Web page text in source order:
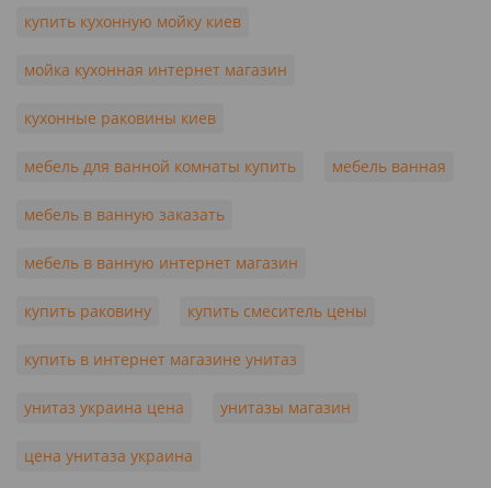
купить кухонную мойку киев
мойка кухонная интернет магазин
кухонные раковины киев
мебель для ванной комнаты купить мебель ванная
мебель в ванную заказать
мебель в ванную интернет магазин
купить раковину купить смеситель цены
купить в интернет магазине унитаз
унитаз украина цена унитазы магазин
цена унитаза украина